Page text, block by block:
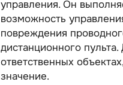
управления. Он
возможность
повреждения
дистанционного
ответственных
значение.